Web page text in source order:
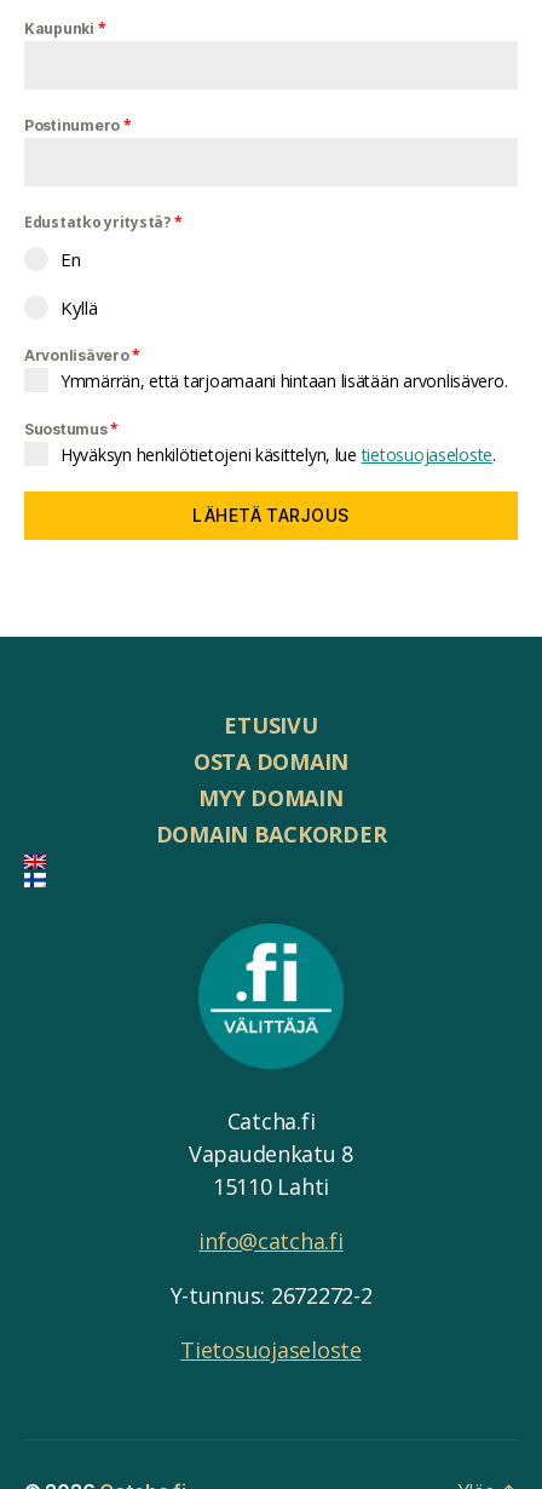
Kaupunki *
Postinumero *
Edustatko yritystä?*
En
Kyllä
Arvonlisävero*
Ymmärrän, että tarjoamaani hintaan lisätään arvonlisävero.
Suostumus*
Hyväksyn henkilötietojeni käsittelyn, luetietosuojaseloste.
LÄHETÄ TARJOUS
ETUSIVU
OSTA DOMAIN
MYY DOMAIN
DOMAIN BACKORDER
Catcha.fi
Vapaudenkatu 8
15110 Lahti
info@catcha.fi
Y-tunnus: 2672272-2
Tietosuojaseloste